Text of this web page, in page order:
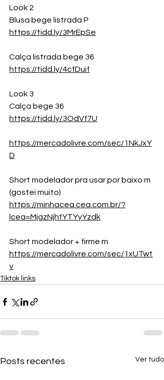
Look 2
Blusa bege listrada P
https://tidd.ly/3MrEpSe
Calça listrada bege 36
https://tidd.ly/4cfDuif
Look 3
Calça bege 36
https://tidd.ly/3OdVf7U
https://mercadolivre.com/sec/1NkJxY
D
Short modelador pra usar por baixo m
(gostei muito)
https://minhacea.cea.com.br/?
lcea=MjgzNjhfYTYyYzdk
Short modelador + firme m
https://mercadolivre.com/sec/1xUTwt
v
Tiktok links
Posts recentes Ver tudo